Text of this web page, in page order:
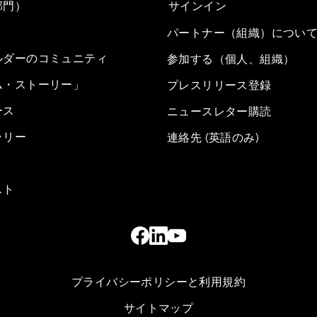
）
ーのコミュニティ
ストーリー」
リー
サインイン
パートナー（組織）につい
参加する（個人、組織）
プレスリリース登録
ニュースレター購読
連絡先 (英語のみ)
プライバシーポリシーと利用規約
サイトマップ